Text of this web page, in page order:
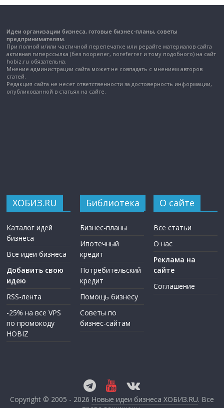
Идеи организации бизнеса, готовые бизнес-планы, советы
предпринимателям.
При полной и/или частичной перепечатке или рерайте материалов сайта
активная гиперссылка (без noopener, noreferrer и тому подобного) на сайт
hobiz.ru обязательна.
Мнение администрации сайта может не совпадать с мнением авторов
статей.
Редакция сайта не несет ответственности за достоверность информации,
опубликованной в статьях на сайте.
ХОБИЗ.RU
Каталог идей
бизнеса
Все идеи бизнеса
Добавить свою
идею
RSS-лента
-25% на все VPS
по промокоду
HOBIZ
Библиотека
Бизнес-планы
Ипотечный
кредит
Потребительский
кредит
Помощь бизнесу
Советы по
бизнес-сайтам
О сайте
Все статьи
О нас
Реклама на
сайте
Соглашение
Copyright © 2005 - 2026 Новые идеи бизнеса ХОБИЗ.RU. Все